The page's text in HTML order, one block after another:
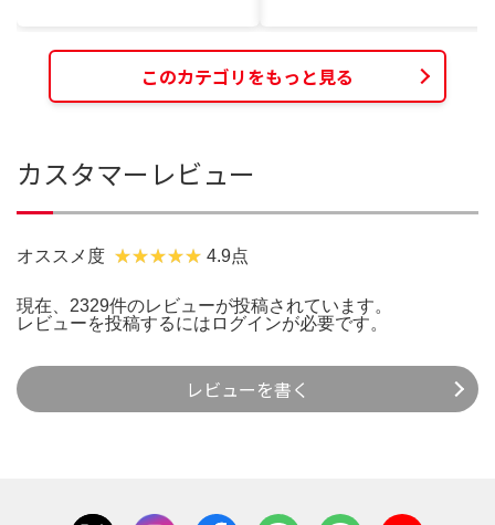
このカテゴリをもっと見る
カスタマーレビュー
オススメ度 4.9点
現在、2329件のレビューが投稿されています。
レビューを投稿するには ログインが必要です。
レビューを書く